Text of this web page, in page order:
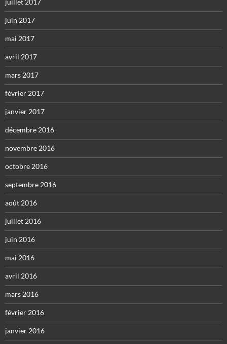
juillet 2017
juin 2017
mai 2017
avril 2017
mars 2017
février 2017
janvier 2017
décembre 2016
novembre 2016
octobre 2016
septembre 2016
août 2016
juillet 2016
juin 2016
mai 2016
avril 2016
mars 2016
février 2016
janvier 2016